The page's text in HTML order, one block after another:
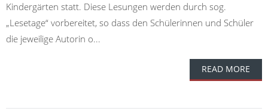
Kindergärten statt. Diese Lesungen werden durch sog.
„Lesetage“ vorbereitet, so dass den Schülerinnen und Schüler
die jeweilige Autorin o...
READ MORE